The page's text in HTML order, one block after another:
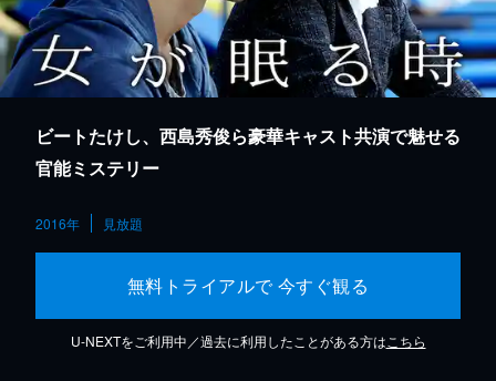
ビートたけし、西島秀俊ら豪華キャスト共演で魅せる
官能ミステリー
2016年 見放題
無料トライアルで 今すぐ観る
U-NEXTをご利用中／過去に利用したことがある方は こちら